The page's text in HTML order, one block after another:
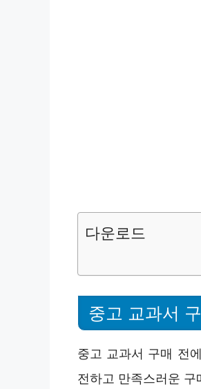
다운로드
중고 교과서
중고 교과서 구매 전
전하고 만족스러운